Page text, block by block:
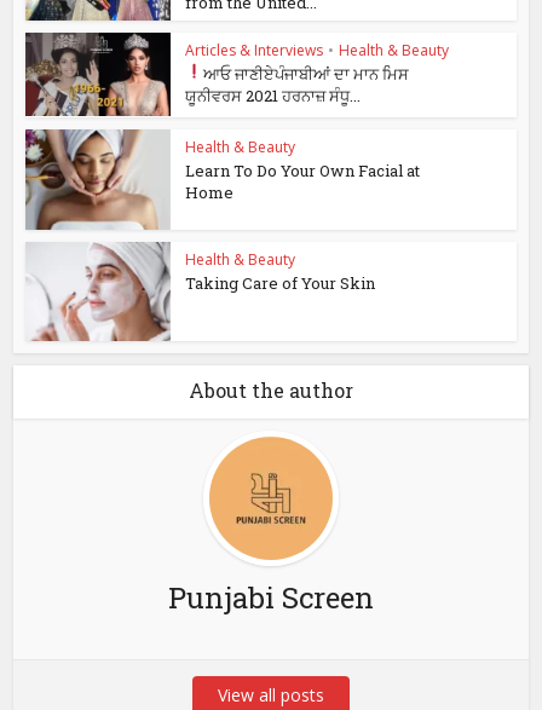
Articles & Interviews • Health & Beauty
ਆਓ ਜਾਣੀਏਪੰਜਾਬੀਆਂ ਦਾ ਮਾਨ ਮਿਸ
ਯੂਨੀਵਰਸ 2021 ਹਰਨਾਜ਼ ਸੰਧੂ...
Health & Beauty
Learn To Do Your Own Facial at
Home
Health & Beauty
Taking Care of Your Skin
About the author
Punjabi Screen
View all posts